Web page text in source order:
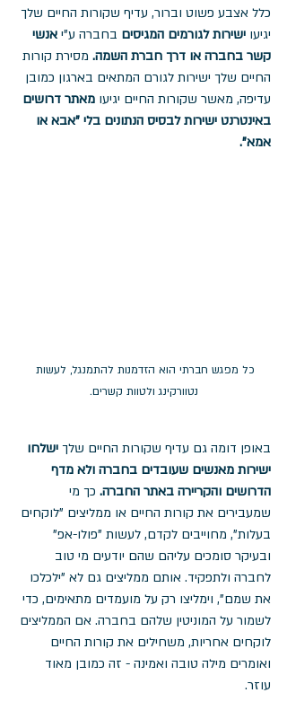
כלל אצבע פשוט וברור, עדיף שקורות החיים שלך
יגיעו ישירות לגורמים המגיסים בחברה ע"י אנשי
קשר בחברה או דרך חברת השמה. מסירת קורות
החיים שלך ישירות לגורם המתאים בארגון כמובן
עדיפה, מאשר שקורות החיים יגיעו מאתר דרושים
באינטרנט ישירות לבסיס הנתונים בלי "אבא או
אמא".
כל מפגש חברתי הוא הזדמנות להתמנגל, לעשות
נטוורקינג ולטוות קשרים.
באופן דומה גם עדיף שקורות החיים שלך ישלחו
ישירות מאנשים שעובדים בחברה ולא מדף
הדרושים והקריירה באתר החברה. כך מי
שמעבירים את קורות החיים או ממליצים "לוקחים
בעלות", מחוייבים לקדם, לעשות "פולו-אפ"
ובעיקר סומכים עליהם שהם יודעים מי טוב
לחברה ולתפקיד. אותם ממליצים גם לא "ילכלכו
את שמם", וימליצו רק על מועמדים מתאימים, כדי
לשמור על המוניטין שלהם בחברה. אם הממליצים
לוקחים אחריות, משחילים את קורות החיים
ואומרים מילה טובה ואמינה - זה כמובן מאוד
עוזר.